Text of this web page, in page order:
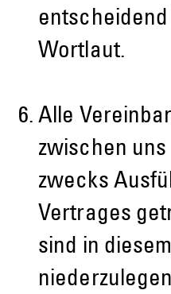
Wortlaut.
Alle
zwischen
zwecks
Vertrages
sind in